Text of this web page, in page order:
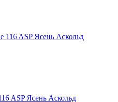
ASP Ясень Аскольд